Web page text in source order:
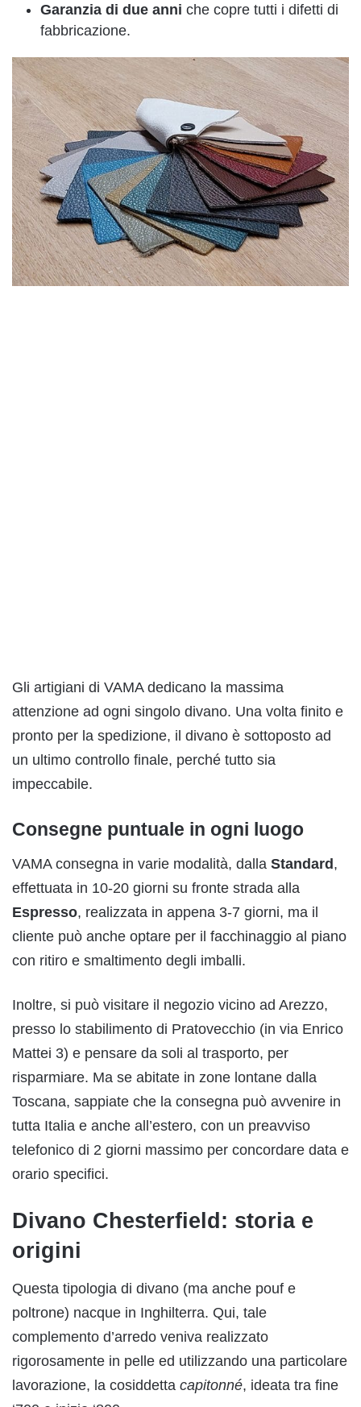
Garanzia di due anni che copre tutti i difetti di
fabbricazione.
Gli artigiani di VAMA dedicano la massima
attenzione ad ogni singolo divano. Una volta finito e
pronto per la spedizione, il divano è sottoposto ad
un ultimo controllo finale, perché tutto sia
impeccabile.
Consegne puntuale in ogni luogo
VAMA consegna in varie modalità, dalla Standard,
effettuata in 10-20 giorni su fronte strada alla
Espresso, realizzata in appena 3-7 giorni, ma il
cliente può anche optare per il facchinaggio al piano
con ritiro e smaltimento degli imballi.
Inoltre, si può visitare il negozio vicino ad Arezzo,
presso lo stabilimento di Pratovecchio (in via Enrico
Mattei 3) e pensare da soli al trasporto, per
risparmiare. Ma se abitate in zone lontane dalla
Toscana, sappiate che la consegna può avvenire in
tutta Italia e anche all’estero, con un preavviso
telefonico di 2 giorni massimo per concordare data e
orario specifici.
Divano Chesterfield: storia e
origini
Questa tipologia di divano (ma anche pouf e
poltrone) nacque in Inghilterra. Qui, tale
complemento d’arredo veniva realizzato
rigorosamente in pelle ed utilizzando una particolare
lavorazione, la cosiddetta capitonné, ideata tra fine